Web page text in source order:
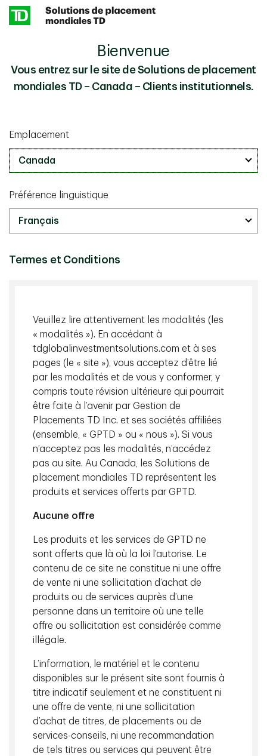
Skip to main content
Tirer les choses au clair en ce qui concerne le
secteur des technologies
Tirer les choses au clair en ce qui
concerne le secteur des
Entrons directement dans le vif du sujet et clarifions ce qui
se passe avec les droits de douane, le secteur des
technologies et le repli du marché. Malgré les ventes
massives des dernières semaines, Gestion de Placements
TD Inc. (GPTD) n’a trouvé que peu de signes de
dans le secteur des technologies. Bref, nous ne pensons
activités des sociétés technologiques. La plupart des
géants de la technologie génèrent la majorité de leurs
bénéfices au pays, mais ce qui est encore plus important,
c’est que les services ne peuvent pas être tarifés et ne
seront donc pas touchés.
Un ralentissement économique toucherait toutes les
entreprises, mais nous croyons que les sociétés
plupart des autres. Après tout, quelle est la probabilité que
vous annuliez votre abonnement à Spotify ou qu’une
entreprise annule son abonnement à Microsoft Office?
Nous sommes de l’avis que le décrochage du secteur des
technologies reflète la dynamique du marché, soit une
rotation des grandes sociétés technologiques vers des
secteurs moins sensibles à l’économie, et que celui-ci n’est
Bienvenue
Vous entrez sur le site de Solutions de placement
mondiales TD – Canada – Clients institutionnels.
Emplacement
Préférence linguistique
Termes et Conditions
Veuillez lire attentivement les modalités (les
« modalités »). En accédant à
tdglobalinvestmentsolutions.com et à ses
pages (le « site »), vous acceptez d’être lié
par les modalités et de vous y conformer, y
compris toute révision ultérieure qui pourrait
être faite à l’avenir par Gestion de
Placements TD Inc. et ses sociétés affiliées
(ensemble, « GPTD » ou « nous »). Si vous
n’acceptez pas les modalités, n’accédez
pas au site. Au Canada, les Solutions de
placement mondiales TD représentent les
produits et services offerts par GPTD.
Aucune offre
Les produits et les services de GPTD ne
sont offerts que là où la loi l’autorise. Le
contenu de ce site ne constitue ni une offre
de vente ni une sollicitation d’achat de
produits ou de services auprès d’une
personne dans un territoire où une telle
offre ou sollicitation est considérée comme
illégale.
L’information, le matériel et le contenu
disponibles sur le présent site sont fournis à
titre indicatif seulement et ne constituent ni
une offre de vente, ni une sollicitation
d’achat de titres, de placements ou de
services-conseils, ni une recommandation
de tels titres ou services qui peuvent être